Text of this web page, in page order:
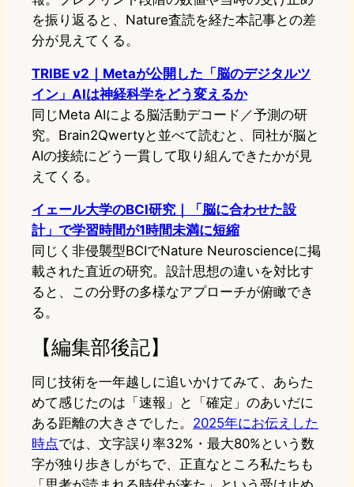
を振り返ると、Nature査読を経た本記事との差
分が見えてくる。
TRIBE v2｜Metaが公開した「脳のデジタルツ
イン」AIは神経科学をどう変えるか
同じMeta AIによる脳活動デコード／予測の研
究。Brain2Qwertyと並べて読むと、同社が脳と
AIの接続にどう一貫して取り組んできたかが見
えてくる。
イェール大学のBCI研究｜「脳に合わせた設
計」で学習時間が1時間未満に短縮
同じく非侵襲型BCIでNature Neuroscienceに掲
載された直近の研究。設計思想の違いを対比す
ると、この分野の多様なアプローチが俯瞰でき
る。
【編集部後記】
同じ技術を一年越しに追いかけてみて、あらた
めて感じたのは「速報」と「確定」のあいだに
ある距離の大きさでした。 2025年にお伝えした
時点では、文字誤り率32%・最大80%という数
字が独り歩きしがちで、正直なところ私たちも